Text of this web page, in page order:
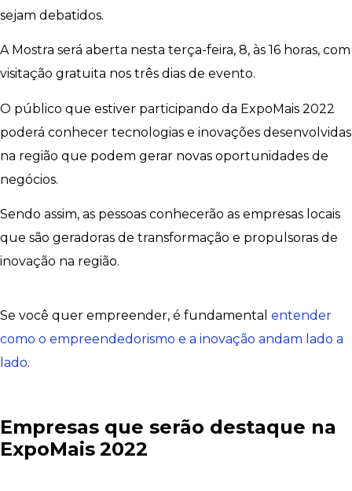
sejam debatidos.
A Mostra será aberta nesta terça-feira, 8, às 16 horas, com
visitação gratuita nos três dias de evento.
O público que estiver participando da ExpoMais 2022
poderá conhecer tecnologias e inovações desenvolvidas
na região que podem gerar novas oportunidades de
negócios.
Sendo assim, as pessoas conhecerão as empresas locais
que são geradoras de transformação e propulsoras de
inovação na região.
Se você quer empreender, é fundamental entender
como o empreendedorismo e a inovação andam lado a
lado.
Empresas que serão destaque na
ExpoMais 2022